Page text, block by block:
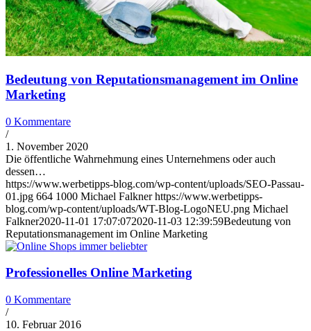
Bedeutung von Reputationsmanagement im Online
Marketing
0 Kommentare
/
1. November 2020
Die öffentliche Wahrnehmung eines Unternehmens oder auch
dessen…
https://www.werbetipps-blog.com/wp-content/uploads/SEO-Passau-
01.jpg 664 1000 Michael Falkner https://www.werbetipps-
blog.com/wp-content/uploads/WT-Blog-LogoNEU.png Michael
Falkner2020-11-01 17:07:072020-11-03 12:39:59Bedeutung von
Reputationsmanagement im Online Marketing
Professionelles Online Marketing
0 Kommentare
/
10. Februar 2016